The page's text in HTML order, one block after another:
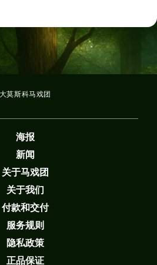
您的联系方式，支付购买费用-门票
个明亮的表演将使您的新年真正精
大莫斯科马戏团
海报
新闻
关于马戏团
关于我们
付款和交付
服务规则
隐私政策
正品保证